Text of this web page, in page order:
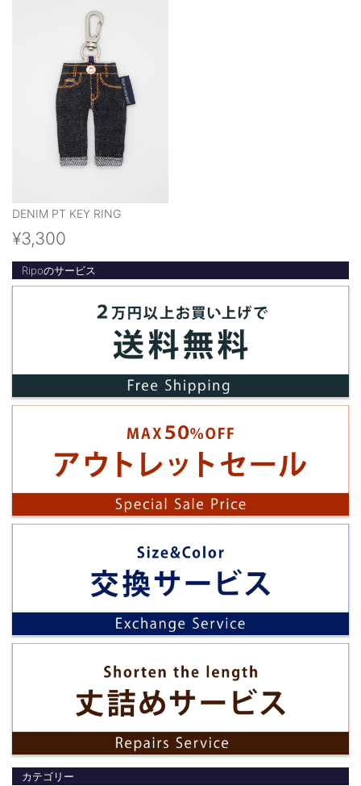
DENIM PT KEY RING
¥3,300
Ripoのサービス
カテゴリー